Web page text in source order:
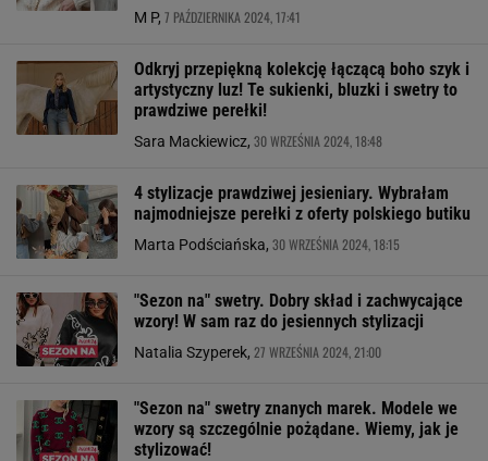
M P, 7 PAŹDZIERNIKA 2024, 17:41
Odkryj przepiękną kolekcję łączącą boho szyk i
artystyczny luz! Te sukienki, bluzki i swetry to
prawdziwe perełki!
Sara Mackiewicz, 30 WRZEŚNIA 2024, 18:48
4 stylizacje prawdziwej jesieniary. Wybrałam
najmodniejsze perełki z oferty polskiego butiku
Marta Podściańska, 30 WRZEŚNIA 2024, 18:15
"Sezon na" swetry. Dobry skład i zachwycające
wzory! W sam raz do jesiennych stylizacji
Natalia Szyperek, 27 WRZEŚNIA 2024, 21:00
"Sezon na" swetry znanych marek. Modele we
wzory są szczególnie pożądane. Wiemy, jak je
stylizować!